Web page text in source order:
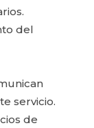
del
servicio.
de